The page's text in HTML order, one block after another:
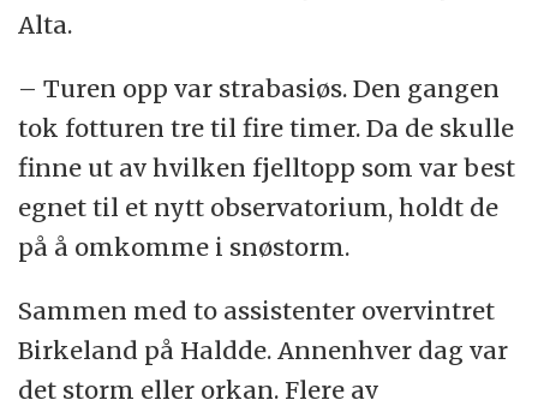
Alta.
– Turen opp var strabasiøs. Den gangen
tok fotturen tre til fire timer. Da de skulle
finne ut av hvilken fjelltopp som var best
egnet til et nytt observatorium, holdt de
på å omkomme i snøstorm.
Sammen med to assistenter overvintret
Birkeland på Haldde. Annenhver dag var
det storm eller orkan. Flere av